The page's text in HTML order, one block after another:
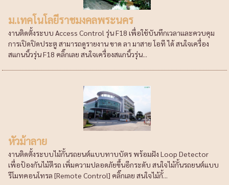
ม.เทคโนโลยีราชมงคลพระนคร
งานติดตั้งระบบ Access Control รุ่น F18 เพื่อใช้บันทึกเวลาและควบคุม
การเปิดปิดประตู สามารถดูรายงาน ขาด ลา มาสาย โอที ได้ สนใจเครื่อง
สแกนนิ้วรุ่น F18 คลิ๊กเลย สนใจเครื่องสแกนิ้วรุ่น...
หัวม้าลาย
งานติดตั้งระบบไม้กั้นรถยนต์แบบทาบบัตร พร้อมฝัง Loop Detector
เพื่อป้องกันไม้ตีรถ เพิ่มความปลอดภัยขึ้นอีกระดับ สนใจไม้กั้นรถยนต์แบบ
รีโมทคอนโทรล [Remote Control] คลิ๊กเลย สนใจไม้กั้...